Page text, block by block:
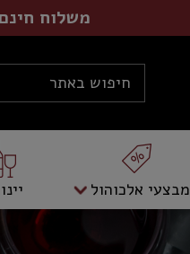
משלוח
מבצעי אלכוהול